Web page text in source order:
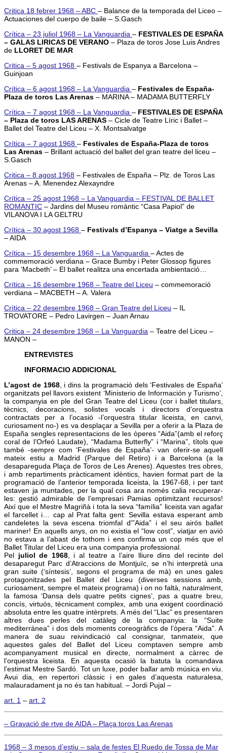
Critica 18 febrer 1968 – ABC – Balance de la temporada del Liceo –
Actuaciones del cuerpo de baile – S.Gasch
Crítica – 23 juliol 1968 – La Vanguardia – FESTIVALES DE ESPAÑA
– GALAS LIRICAS DE VERANO – Plaza de toros Jose Luis Andres
de LLORET DE MAR
Critica – 5 agost 1968 – Festivals de Espanya a Barcelona –
Guinjoan
Crítica – 6 agost 1968 – La Vanguardia – Festivales de España-
Plaza de toros Las Arenas – MARINA – MADAMA BUTTERFLY
Crítica – 7 agost 1968 – La Vanguardia – FESTIVALES DE ESPAÑA
– Plaza de toros LAS ARENAS – Cicle de Teatre Líric i Ballet –
Ballet del Teatre del Liceu – X. Montsalvatge
Crítica – 7 agost 1968 – Festivales de España-Plaza de toros
Las Arenas – Brillant actuació del ballet del gran teatre del liceu –
S.Gasch
Critica – 8 agost 1968 – Festivales de España – Plz. de Toros Las
Arenas – A. Menendez Alexayndre
Crítica – 25 agost 1968 – La Vanguardia – FESTIVAL DE BALLET
ROMANTIC – Jardins del Museu romàntic “Casa Papiol” de
VILANOVA I LA GELTRU
Crítica – 30 agost 1968 – Festivals d’Espanya – Viatge a Sevilla
– AIDA
Crítica – 15 desembre 1968 – La Vanguardia – Actes de
commemoració verdiana – Grace Bumby i Peter Glossop figures
para ‘Macbeth’ – El ballet realitza una encertada ambientació…
Crítica – 16 desembre 1968 – Teatre del Liceu – commemoració
verdiana – MACBETH – A. Valera
Crítica – 22 desembre 1968 – Gran Teatre del Liceu – IL
TROVATORE – Pedro Lavirgen – Juan Arnau
Critica – 24 desembre 1968 – La Vanguardia – Teatre del Liceu –
MANON –
ENTREVISTES
INFORMACIO ADDICIONAL
L’agost de 1968, i dins la programació dels ‘Festivales de España’
organitzats pel llavors existent ‘Ministerio de Información y Turismo’,
la companyia en ple del Gran Teatre del Liceu (cor i ballet titulars,
tècnics, decoracions, solistes vocals i directors d’orquestra
contractats per a l’ocasió -l’orquestra titular liceista, en canvi,
curiosament no-) es va desplaçar a Sevilla per a oferir a la Plaza de
España sengles representacions de les òperes “Aida”(amb el reforç
coral de l’Orfeó Laudate), “Madama Butterfly” i “Marina”, títols que
també -sempre com ‘Festivales de España’- van oferir-se aquell
mateix estiu a Madrid (Parque del Retiro) i a Barcelona (a la
desapareguda Plaça de Toros de Les Arenes). Aquestes tres obres,
i amb repartiments pràcticament idèntics, havien format part de la
programació de l’anterior temporada liceista, la 1967-68, i per tant
estaven ja muntades, per la qual cosa ara només calia recuperar-
les: gestió admirable de l’empresari Pamias optimitzant recursos!
Així que el Mestre Magriñà i tota la seva “família” liceista van agafar
el farcellet i… cap al Prat falta gent: Sevilla estava esperant amb
candeletes la seva escena triomfal d'”Aida” i el seu airós ballet
mariner! En aquells anys, on no existia el “low cost”, viatjar en avió
no estava a l’abast de tothom i ens confirma un cop més que el
Ballet Titular del Liceu era una companyia professional.
Pel juliol de 1968, i al teatre a l’aire lliure dins del recinte del
desaparegut Parc d’Atraccions de Montjuïc, se n’hi interpretà una
gran suite (‘síntesis’, segons el programa de mà) en unes gales
protagonitzades pel Ballet del Liceu (diverses sessions amb,
curiosament, sempre el mateix programa) i on no faltà, naturalment,
la famosa ‘Dansa dels quatre petits cignes’, pas a quatre breu,
concís, virtuós, tècnicament complex, amb una exigent coordinació
absoluta entre les quatre intèrprets. A més del “Llac” es presentaren
altres dues perles del catàleg de la companyia: la “Suite
mediterránea” i dos dels moments coreogràfics de l’òpera “Aida”. A
manera de suau reivindicació cal consignar, tanmateix, que
aquestes gales del Ballet del Liceu comptaven sempre amb
acompanyament musical en directe, normalment a càrrec de
l’orquestra liceista. En aquesta ocasió la batuta la comandava
l’estimat Mestre Sardó. Tot un luxe, poder ballar amb música en viu.
Avui dia, en repertori clàssic i en gales d’aquesta naturalesa,
malauradament ja no és tan habitual. – Jordi Pujal –
art. 1 – art. 2
– Gravació de rtve de AIDA – Plaça toros Las Arenas
1968 – 3 mesos d’estiu – sala de festes El Ruedo de Tossa de Mar